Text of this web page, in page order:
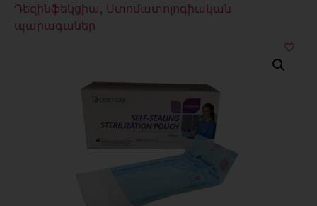
Դեզինֆեկցիա , Ստոմատոլոգիական
պարագաներ